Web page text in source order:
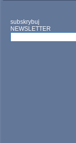
subskrybuj
NEWSLETTER